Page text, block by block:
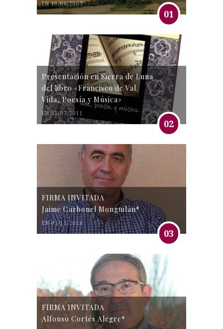
EN 19/06/2007
01
Presentación en Sierra de Luna
del libro «Francisco de Val.
Vida, Poesía y Música»
EN 31/07/2011
02
FIRMA INVITADA
Jaime Carbonel Monguilán*
EN 05/11/2016
03
FIRMA INVITADA
Alfonso Cortés Alegre*